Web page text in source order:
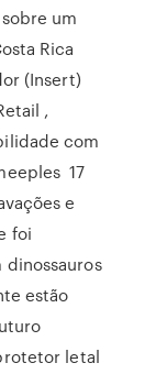
um
Rica
(Insert)
,
com
17
e
foi
estão
letal